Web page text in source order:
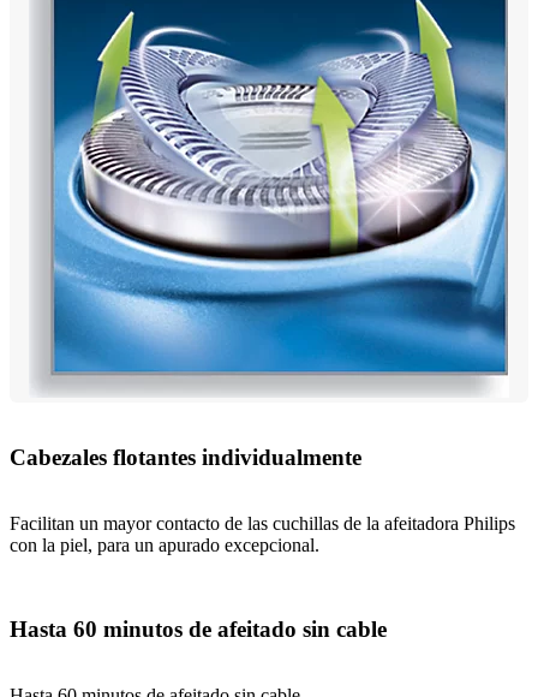
Cabezales flotantes individualmente
Facilitan un mayor contacto de las cuchillas de la afeitadora Philips
con la piel, para un apurado excepcional.
Hasta 60 minutos de afeitado sin cable